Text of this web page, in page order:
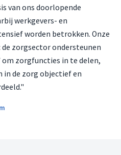
van ons doorlopende
werkgevers- en
worden betrokken. Onze
zorgsector ondersteunen
zorgfuncties in te delen,
de zorg objectief en